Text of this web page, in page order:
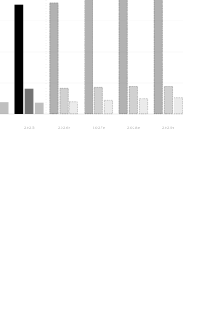
2025 2026 e 2027 e 2028 e 2029 e